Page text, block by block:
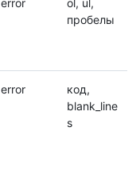
пробелы
error
код,
blank_line
s